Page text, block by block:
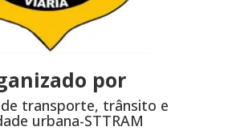
por
transporte, trânsito e
urbana-STTRAM